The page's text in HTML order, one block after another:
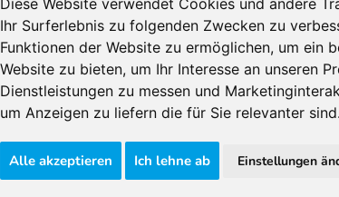
Diese Website verwendet Cookies und andere
Ihr Surferlebnis zu folgenden Zwecken zu
Funktionen der Website zu ermöglichen, um ein
Website zu bieten, um Ihr Interesse an unseren
Dienstleistungen zu messen und
um Anzeigen zu liefern die für Sie relevanter sind.
Alle akzeptieren Ich lehne ab Einstellungen
Serviceangebote
Immobilie.